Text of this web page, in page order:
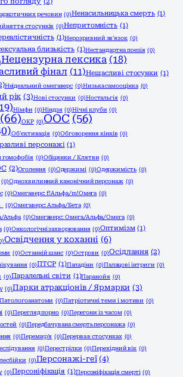
речовин (0)Ненасильницька смерть (1)
стосунків (0)Непритомність (1)
(1)Нерозривний зв'язок (0)
близькість (1)Нестандартна поезія (0)
Нецензурна лексика (18)
фінал (11)Нещасливі стосунки (1)
Неідеальний омегаверс (0)Низька самооцінка (0)
рік (3)Нові стосунки (0)Ностальгія (0)
Німфи (0)Ніндзя (0)Нічні клуби (0)
(66)ОКР (0)ООС (56)
Об'єктивація (0)Обговорення кінків (0)
персонажі (1)
гомофобія (0)Обіцянки / Клятви (0)
(2)Оголення (0)Одержимі (0)Одержимість (0)
(0)Однохвилинний канонічний персонаж (0)
(0)Омегаверс: f!Альфа/m!Омега (0)
(0)Омегаверс: Альфа/Бета (0)
Альфа (0)Омегаверс: Омега/Альфа/Омега (0)
(0)Онкологічні захворювання (0)Оптимізм (1)
Освідчення у коханні (6)
(0)Останній шанс (0)Острови (0)Осідлання (2)
(0)ПТСР (1)Паладіни (0)Палацові інтриги (0)
(0)Паралельні світи (1)Паранойя (0)
(0)Парки атракціонів / Ярмарки (3)
Патологоанатоми (0)Патріотичні теми і мотиви (0)
(0)Перегляд порно (0)Перегони із часом (0)
(0)Передбачувана смерть персонажа (0)
(0)Перемир'я (0)Перерва в стосунках (0)
(0)Перестрілки (0)Перехідний вік (0)
(0)Персонажі-геї (4)
(0)Персоніфікація (1)Персоніфікація смерті (0)